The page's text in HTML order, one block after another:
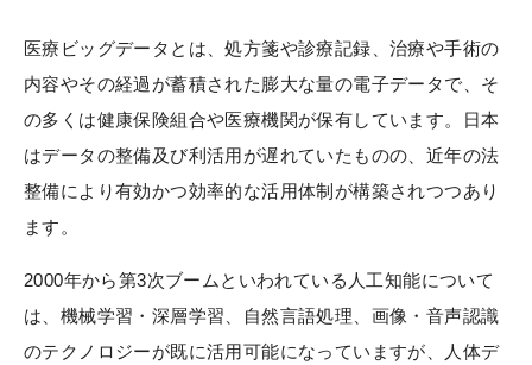
医療ビッグデータとは、処方箋や診療記録、治療や手術の
内容やその経過が蓄積された膨大な量の電子データで、そ
の多くは健康保険組合や医療機関が保有しています。日本
はデータの整備及び利活用が遅れていたものの、近年の法
整備により有効かつ効率的な活用体制が構築されつつあり
ます。
2000年から第3次ブームといわれている人工知能について
は、機械学習・深層学習、自然言語処理、画像・音声認識
のテクノロジーが既に活用可能になっていますが、人体デ